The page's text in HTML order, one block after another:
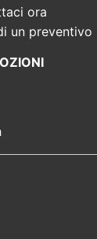
ora
un preventivo